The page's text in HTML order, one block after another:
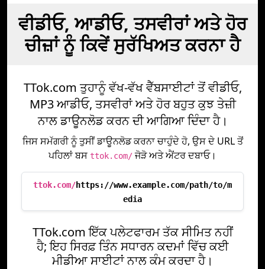
ਵੀਡੀਓ, ਆਡੀਓ, ਤਸਵੀਰਾਂ ਅਤੇ ਹੋਰ
ਚੀਜ਼ਾਂ ਨੂੰ ਕਿਵੇਂ ਸੁਰੱਖਿਅਤ ਕਰਨਾ ਹੈ
TTok.com ਤੁਹਾਨੂੰ ਵੱਖ-ਵੱਖ ਵੈੱਬਸਾਈਟਾਂ ਤੋਂ ਵੀਡੀਓ,
MP3 ਆਡੀਓ, ਤਸਵੀਰਾਂ ਅਤੇ ਹੋਰ ਬਹੁਤ ਕੁਝ ਤੇਜ਼ੀ
ਨਾਲ ਡਾਊਨਲੋਡ ਕਰਨ ਦੀ ਆਗਿਆ ਦਿੰਦਾ ਹੈ।
ਜਿਸ ਸਮੱਗਰੀ ਨੂੰ ਤੁਸੀਂ ਡਾਊਨਲੋਡ ਕਰਨਾ ਚਾਹੁੰਦੇ ਹੋ, ਉਸ ਦੇ URL ਤੋਂ
ਪਹਿਲਾਂ ਬਸ ttok.com/ਜੋੜੋ ਅਤੇ ਐਂਟਰ ਦਬਾਓ।
ttok.com/https://www.example.com/path/to/m
edia
TTok.com ਇੱਕ ਪਲੇਟਫਾਰਮ ਤੱਕ ਸੀਮਿਤ ਨਹੀਂ
ਹੈ; ਇਹ ਸਿਰਫ਼ ਤਿੰਨ ਸਧਾਰਨ ਕਦਮਾਂ ਵਿੱਚ ਕਈ
ਮੀਡੀਆ ਸਾਈਟਾਂ ਨਾਲ ਕੰਮ ਕਰਦਾ ਹੈ।